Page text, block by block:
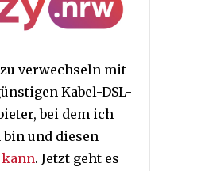
verwechseln mit
Kabel-DSL-
bei dem ich
und diesen
. Jetzt geht es